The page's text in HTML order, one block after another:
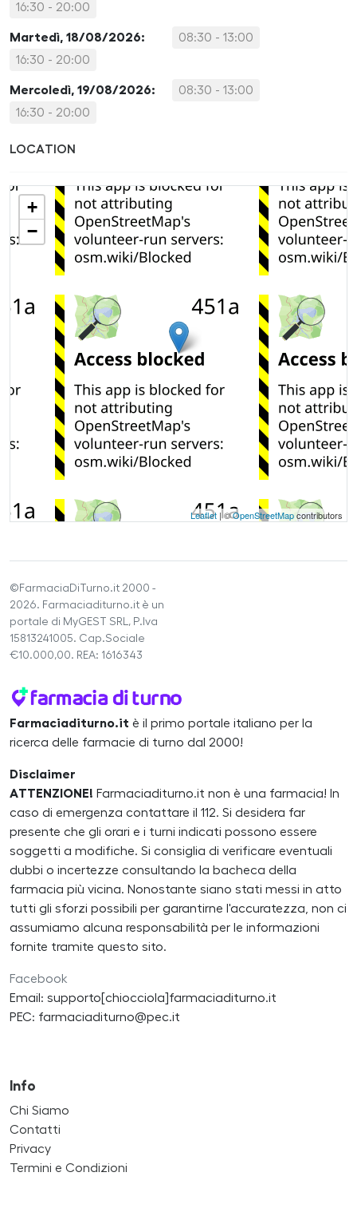
16:30 - 20:00
Martedì, 18/08/2026:
08:30 - 13:00
16:30 - 20:00
Mercoledì, 19/08/2026:
08:30 - 13:00
16:30 - 20:00
LOCATION
+
−
Leaflet | ©OpenStreetMapcontributors
©FarmaciaDiTurno.it 2000 -
2026. Farmaciaditurno.it è un
portale di MyGEST SRL, P.Iva
15813241005. Cap.Sociale
€10.000,00. REA: 1616343
Farmaciaditurno.it è il primo portale italiano per la
ricerca delle farmacie di turno dal 2000!
Disclaimer
ATTENZIONE! Farmaciaditurno.it non è una farmacia! In
caso di emergenza contattare il 112. Si desidera far
presente che gli orari e i turni indicati possono essere
soggetti a modifiche. Si consiglia di verificare eventuali
dubbi o incertezze consultando la bacheca della
farmacia più vicina. Nonostante siano stati messi in atto
tutti gli sforzi possibili per garantirne l'accuratezza, non ci
assumiamo alcuna responsabilità per le informazioni
fornite tramite questo sito.
Facebook
Email: supporto[chiocciola]farmaciaditurno.it
PEC: farmaciaditurno@pec.it
Info
Chi Siamo
Contatti
Privacy
Termini e Condizioni